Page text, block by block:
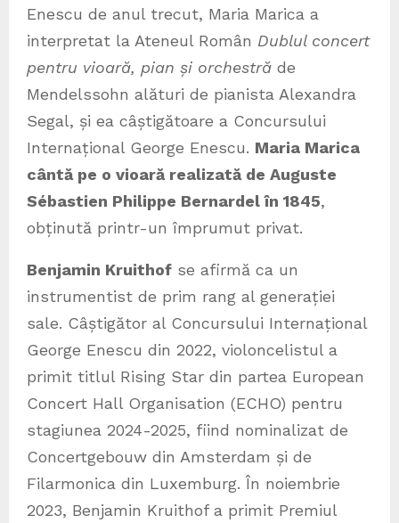
Enescu de anul trecut, Maria Marica a
interpretat la Ateneul Român Dublul concert
pentru vioară, pian și orchestră de
Mendelssohn alături de pianista Alexandra
Segal, și ea câștigătoare a Concursului
Internațional George Enescu. Maria Marica
cântă pe o vioară realizată de Auguste
Sébastien Philippe Bernardel în 1845,
obținută printr-un împrumut privat.
Benjamin Kruithof se afirmă ca un
instrumentist de prim rang al generației
sale. Câștigător al Concursului Internațional
George Enescu din 2022, violoncelistul a
primit titlul Rising Star din partea European
Concert Hall Organisation (ECHO) pentru
stagiunea 2024-2025, fiind nominalizat de
Concertgebouw din Amsterdam și de
Filarmonica din Luxemburg. În noiembrie
2023, Benjamin Kruithof a primit Premiul